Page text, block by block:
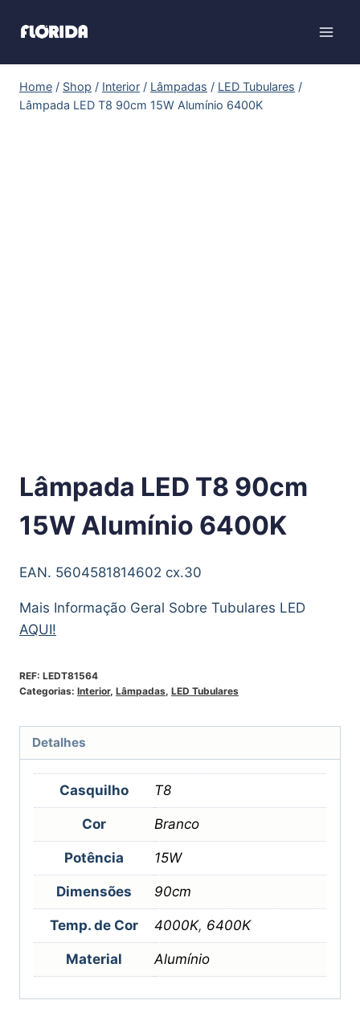
Home / Shop / Interior / Lâmpadas / LED Tubulares /
Lâmpada LED T8 90cm 15W Alumínio 6400K
Lâmpada LED T8 90cm
15W Alumínio 6400K
EAN. 5604581814602 cx.30
Mais Informação Geral Sobre Tubulares LED
AQUI!
REF: LEDT81564
Categorias: Interior, Lâmpadas, LED Tubulares
Detalhes
Casquilho T8
Cor Branco
Potência 15W
Dimensões 90cm
Temp. de Cor 4000K, 6400K
Material Alumínio